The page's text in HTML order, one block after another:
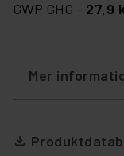
GWP GHG - 27,9
Mer
file_download